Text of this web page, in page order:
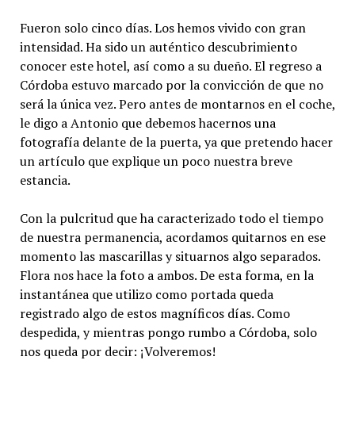
Fueron solo cinco días. Los hemos vivido con gran
intensidad. Ha sido un auténtico descubrimiento
conocer este hotel, así como a su dueño. El regreso a
Córdoba estuvo marcado por la convicción de que no
será la única vez. Pero antes de montarnos en el coche,
le digo a Antonio que debemos hacernos una
fotografía delante de la puerta, ya que pretendo hacer
un artículo que explique un poco nuestra breve
estancia.
Con la pulcritud que ha caracterizado todo el tiempo
de nuestra permanencia, acordamos quitarnos en ese
momento las mascarillas y situarnos algo separados.
Flora nos hace la foto a ambos. De esta forma, en la
instantánea que utilizo como portada queda
registrado algo de estos magníficos días. Como
despedida, y mientras pongo rumbo a Córdoba, solo
nos queda por decir: ¡Volveremos!